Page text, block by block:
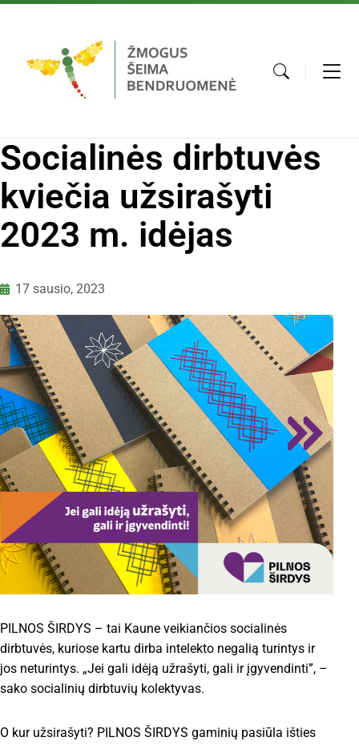
Socialinės dirbtuvės
kviečia užsirašyti
2023 m. idėjas
17 sausio, 2023
PILNOS ŠIRDYS – tai Kaune veikiančios socialinės
dirbtuvės, kuriose kartu dirba intelekto negalią turintys ir
jos neturintys. „Jei gali idėją užrašyti, gali ir įgyvendinti”, –
sako socialinių dirbtuvių kolektyvas.
O kur užsirašyti? PILNOS ŠIRDYS gaminių pasiūla išties